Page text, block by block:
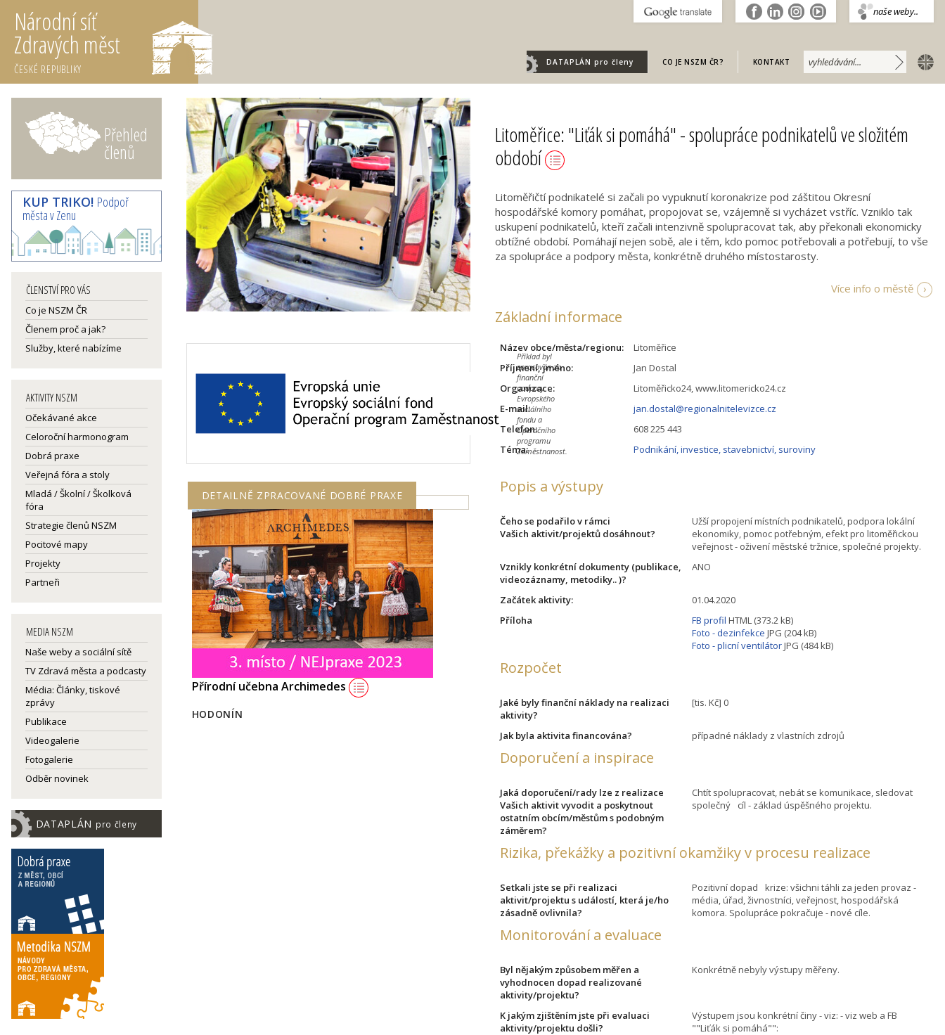
naše weby..
.
Národní síť
Zdravých měst
ČESKÉ REPUBLIKY DATAPLÁN pro členy CO JE NSZM ČR? KONTAKT english
Přehled
členů
KUP TRIKO! Podpoř
města v Zenu
ČLENSTVÍ PRO VÁS
Co je NSZM ČR
Členem proč a jak?
Služby, které nabízíme
AKTIVITY NSZM
Očekávané akce
Celoroční harmonogram
Dobrá praxe
Veřejná fóra a stoly
Mladá / Školní / Školková
fóra
Strategie členů NSZM
Pocitové mapy
Projekty
Partneři
MEDIA NSZM
Naše weby a sociální sítě
TV Zdravá města a podcasty
Média: Články, tiskové
zprávy
Publikace
Videogalerie
Fotogalerie
Odběr novinek
DATAPLÁN pro členy
Příklad byl
zpracován za
finanční
podpory
Evropského
sociálního
fondu a
Operačního
programu
Zaměstnanost.
DETAILNĚ ZPRACOVANÉ DOBRÉ PRAXE
Přírodní učebna Archimedes
HODONÍN
Litoměřice: "Liťák si pomáhá" - spolupráce podnikatelů ve složitém
období
Litoměřičtí podnikatelé si začali po vypuknutí koronakrize pod záštitou Okresní
hospodářské komory pomáhat, propojovat se, vzájemně si vycházet vstříc. Vzniklo tak
uskupení podnikatelů, kteří začali intenzivně spolupracovat tak, aby překonali ekonomicky
obtížné období. Pomáhají nejen sobě, ale i těm, kdo pomoc potřebovali a potřebují, to vše
za spolupráce a podpory města, konkrétně druhého místostarosty.
Více info o městě
Základní informace
Název obce/města/regionu:
Litoměřice
Příjmení, jméno:
Jan Dostal
Organizace:
Litoměřicko24, www.litomericko24.cz
E-mail:
jan.dostal@regionalnitelevizce.cz
Telefon:
608 225 443
Téma:
Podnikání, investice, stavebnictví, suroviny
Popis a výstupy
Čeho se podařilo v rámci
Vašich aktivit/projektů dosáhnout?
Užší propojení místních podnikatelů, podpora lokální
ekonomiky, pomoc potřebným, efekt pro litoměřickou
veřejnost - oživení městské tržnice, společné projekty.
Vznikly konkrétní dokumenty (publikace,
videozáznamy, metodiky.. )?
ANO
Začátek aktivity:
01.04.2020
Příloha
FB profil HTML (373.2 kB)
Foto - dezinfekce JPG (204 kB)
Foto - plicní ventilátorJPG (484 kB)
Rozpočet
Jaké byly finanční náklady na realizaci
aktivity?
[tis. Kč] 0
Jak byla aktivita financována? případné náklady z vlastních zdrojů
Doporučení a inspirace
Jaká doporučení/rady lze z realizace
Vašich aktivit vyvodit a poskytnout
ostatním obcím/městům s podobným
záměrem?
Chtít spolupracovat, nebát se komunikace, sledovat
společný cíl - základ úspěšného projektu.
Rizika, překážky a pozitivní okamžiky v procesu realizace
Setkali jste se při realizaci
aktivit/projektu s událostí, která je/ho
zásadně ovlivnila?
Pozitivní dopad krize: všichni táhli za jeden provaz -
média, úřad, živnostníci, veřejnost, hospodářská
komora. Spolupráce pokračuje - nové cíle.
Monitorování a evaluace
Byl nějakým způsobem měřen a
vyhodnocen dopad realizované
aktivity/projektu?
Konkrétně nebyly výstupy měřeny.
K jakým zjištěním jste při evaluaci
aktivity/projektu došli?
Výstupem jsou konkrétní činy - viz: - viz web a FB
""Liťák si pomáhá"":